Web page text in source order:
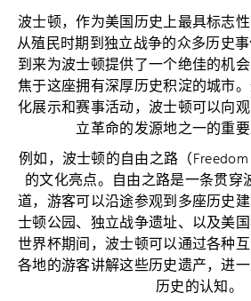
波士顿，作为美国历史上最具标志
从殖民时期到独立战争的众多历史
到来为波士顿提供了一个绝佳的机
焦于这座拥有深厚历史积淀的城市
化展示和赛事活动，波士顿可以向
立革命的发源地之一的重要
例如，波士顿的自由之路（
的文化亮点。自由之路是一条贯穿
道，游客可以沿途参观到多座历史
士顿公园、独立战争遗址、以及美
世界杯期间，波士顿可以通过各种
各地的游客讲解这些历史遗产，进
历史的认知。